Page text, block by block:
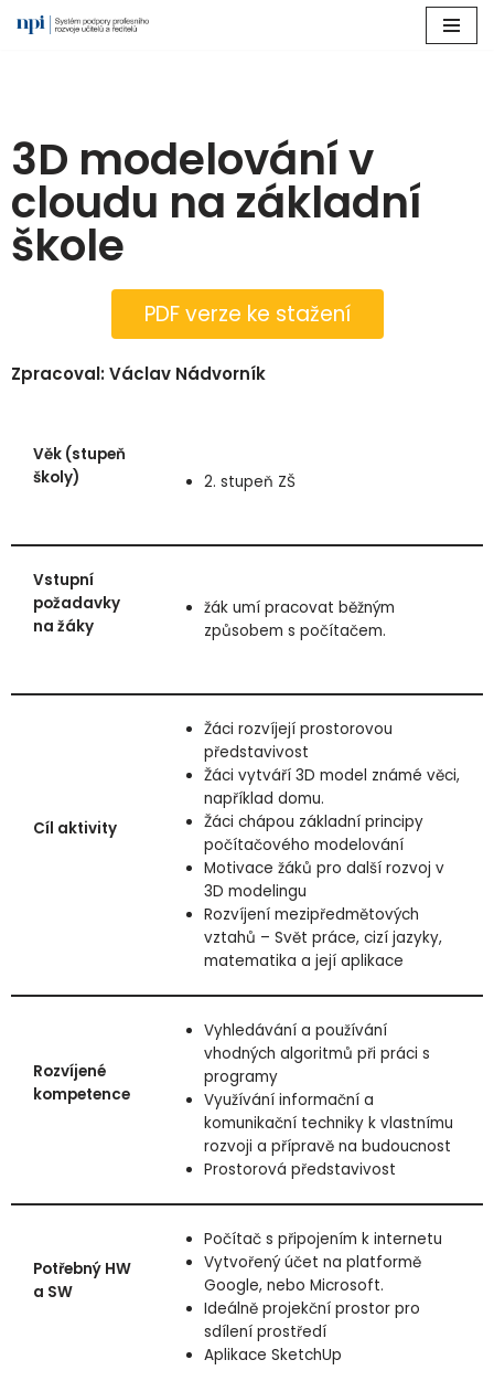
3D modelování v
cloudu na základní
škole
PDF verze ke stažení
Zpracoval: Václav Nádvorník
Věk (stupeň
školy)
2. stupeň ZŠ
Vstupní
požadavky
na žáky
žák umí pracovat běžným
způsobem s počítačem.
Cíl aktivity
Žáci rozvíjejí prostorovou
představivost
Žáci vytváří 3D model známé věci,
například domu.
Žáci chápou základní principy
počítačového modelování
Motivace žáků pro další rozvoj v
3D modelingu
Rozvíjení mezipředmětových
vztahů – Svět práce, cizí jazyky,
matematika a její aplikace
Rozvíjené
kompetence
Vyhledávání a používání
vhodných algoritmů při práci s
programy
Využívání informační a
komunikační techniky k vlastnímu
rozvoji a přípravě na budoucnost
Prostorová představivost
Potřebný HW
a SW
Počítač s připojením k internetu
Vytvořený účet na platformě
Google, nebo Microsoft.
Ideálně projekční prostor pro
sdílení prostředí
Aplikace SketchUp